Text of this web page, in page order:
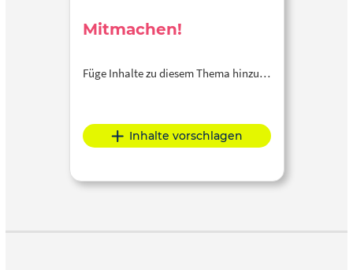
Mitmachen!
Füge Inhalte zu diesem Thema hinzu…
Inhalte vorschlagen